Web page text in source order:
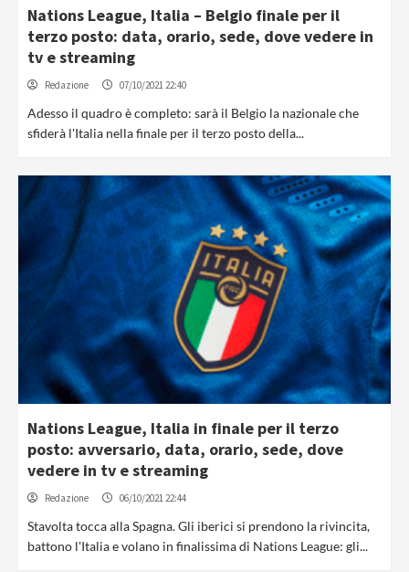
Nations League, Italia – Belgio finale per il
terzo posto: data, orario, sede, dove vedere in
tv e streaming
Redazione 07/10/2021 22:40
Adesso il quadro è completo: sarà il Belgio la nazionale che
sfiderà l'Italia nella finale per il terzo posto della...
Nations League, Italia in finale per il terzo
posto: avversario, data, orario, sede, dove
vedere in tv e streaming
Redazione 06/10/2021 22:44
Stavolta tocca alla Spagna. Gli iberici si prendono la rivincita,
battono l'Italia e volano in finalissima di Nations League: gli...